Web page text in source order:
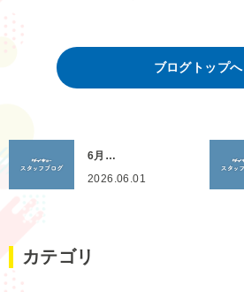
ブログトップへ
6月…
2026.06.01
カテゴリ